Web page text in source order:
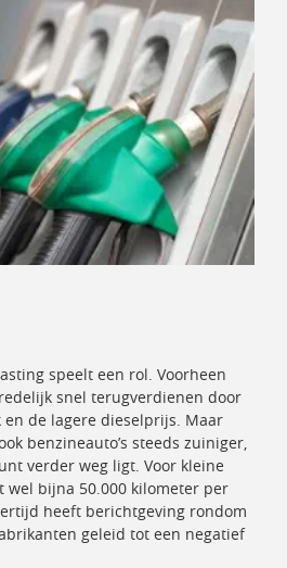
speelt een rol. Voorheen
snel terugverdienen door
de lagere dieselprijs. Maar
benzineauto’s steeds zuiniger,
verder weg ligt. Voor kleine
wel bijna 50.000 kilometer per
heeft berichtgeving rondom
geleid tot een negatief